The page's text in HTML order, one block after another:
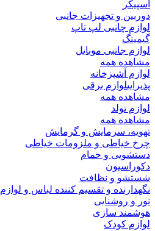
اسپیکر
دوربین و تجهیزات جانبی
لوازم چانبی لپ تاپ
گیمینگ
لوازم جانبی موبایل
مشاهده همه
لوازم آشپزخانه
پذیراییلوازم برقی
مشاهده همه
لوازم تولد
مشاهده همه
تهویه، سرمایش و گرمایش
چرخ خیاطی و ملزومات خیاطی
دستشویی و حمام
دکوراسیون
شستشو و نظافت
نگهدارنده و تقسیم کننده لباس و لوازم
نور و روشنایی
هوشمند سازی
لوازم کودک